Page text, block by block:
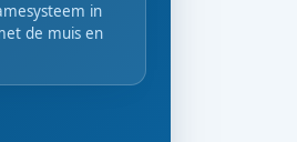
in
de muis en